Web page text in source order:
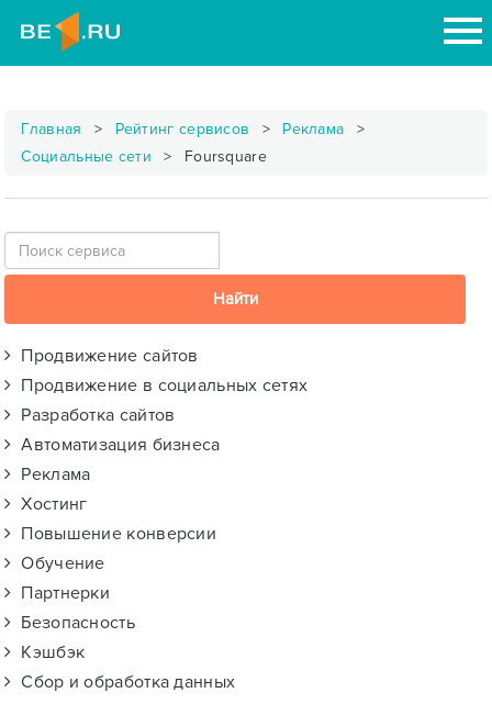
Главная Рейтинг сервисов
Реклама
Социальные сети
Foursquare
Продвижение сайтов
Продвижение в социальных сетях
Разработка сайтов
Автоматизация бизнеса
Реклама
Хостинг
Повышение конверсии
Обучение
Партнерки
Безопасность
Кэшбэк
Сбор и обработка данных